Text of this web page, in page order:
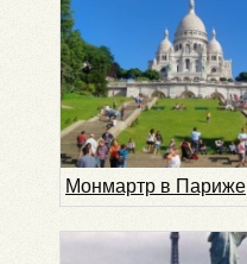
Монмартр в Париже